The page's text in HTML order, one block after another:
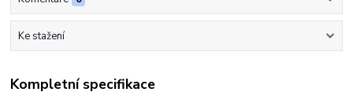
Ke stažení
Kompletní specifikace